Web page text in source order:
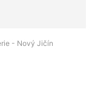
- Nový Jičín